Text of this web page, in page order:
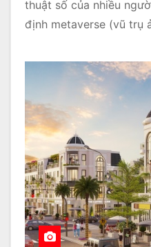
thuật số của nhiều
định metaverse (vũ trụ